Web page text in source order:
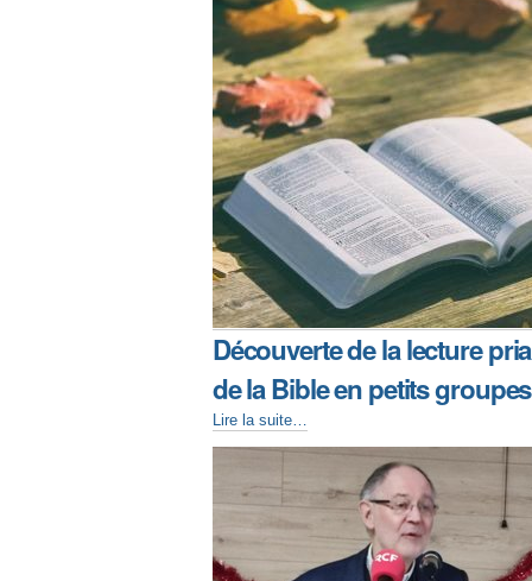
Découverte de la lecture
de la Bible en petits groupes
Lire la suite…